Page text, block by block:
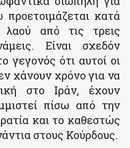
κατά
λαού από τις τρεις
Είναι σχεδόν
γεγονός ότι αυτοί οι
χάνουν χρόνο για να
στο Ιράν, έχουν
πίσω από την
και το καθεστώς
στους Κούρδους.